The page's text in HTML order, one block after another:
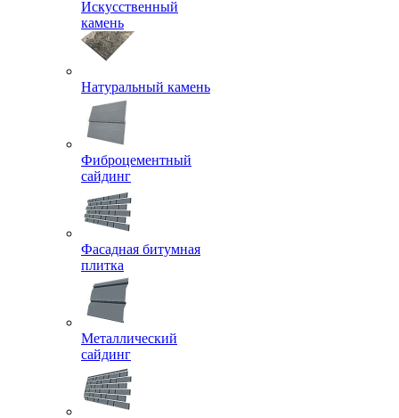
Искусственный
камень
Натуральный камень
Фиброцементный
сайдинг
Фасадная битумная
плитка
Металлический
сайдинг